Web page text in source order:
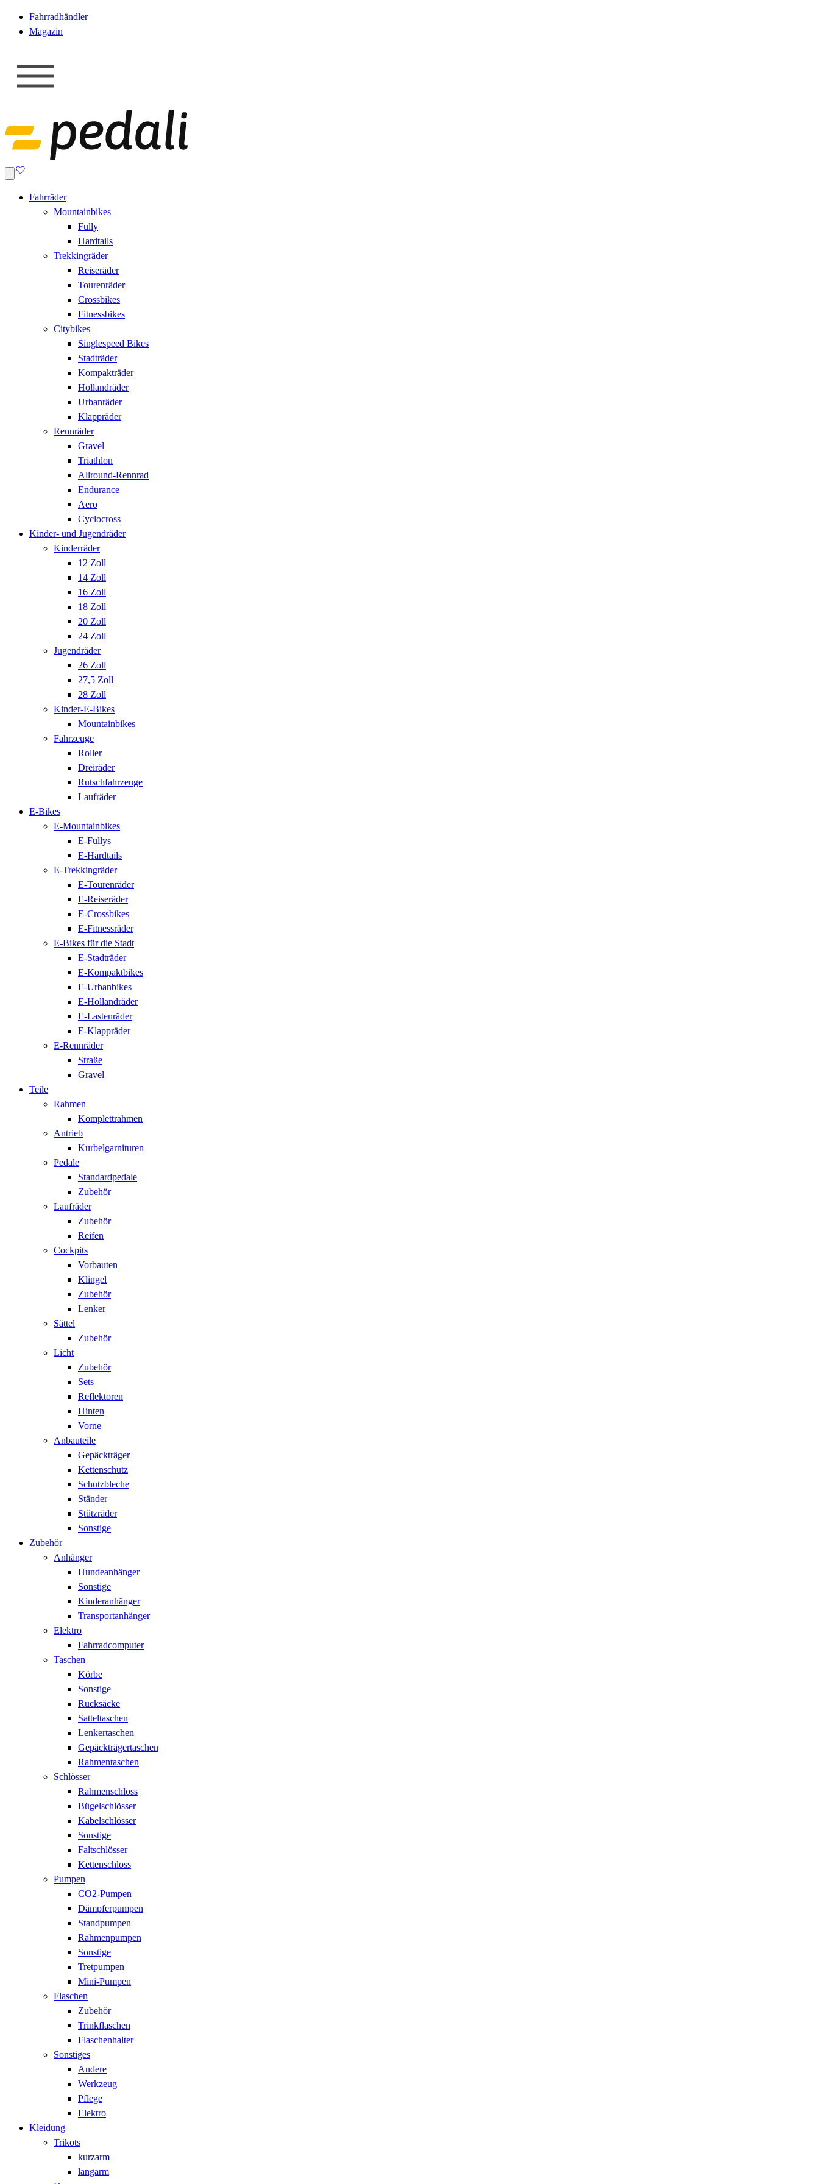
Fahrradhändler
Magazin
Fahrräder
Mountainbikes
Fully
Hardtails
Trekkingräder
Reiseräder
Tourenräder
Crossbikes
Fitnessbikes
Citybikes
Singlespeed Bikes
Stadträder
Kompakträder
Hollandräder
Urbanräder
Klappräder
Rennräder
Gravel
Triathlon
Allround-Rennrad
Endurance
Aero
Cyclocross
Kinder- und Jugendräder
Kinderräder
12 Zoll
14 Zoll
16 Zoll
18 Zoll
20 Zoll
24 Zoll
Jugendräder
26 Zoll
27,5 Zoll
28 Zoll
Kinder-E-Bikes
Mountainbikes
Fahrzeuge
Roller
Dreiräder
Rutschfahrzeuge
Laufräder
E-Bikes
E-Mountainbikes
E-Fullys
E-Hardtails
E-Trekkingräder
E-Tourenräder
E-Reiseräder
E-Crossbikes
E-Fitnessräder
E-Bikes für die Stadt
E-Stadträder
E-Kompaktbikes
E-Urbanbikes
E-Hollandräder
E-Lastenräder
E-Klappräder
E-Rennräder
Straße
Gravel
Teile
Rahmen
Komplettrahmen
Antrieb
Kurbelgarnituren
Pedale
Standardpedale
Zubehör
Laufräder
Zubehör
Reifen
Cockpits
Vorbauten
Klingel
Zubehör
Lenker
Sättel
Zubehör
Licht
Zubehör
Sets
Reflektoren
Hinten
Vorne
Anbauteile
Gepäckträger
Kettenschutz
Schutzbleche
Ständer
Stützräder
Sonstige
Zubehör
Anhänger
Hundeanhänger
Sonstige
Kinderanhänger
Transportanhänger
Elektro
Fahrradcomputer
Taschen
Körbe
Sonstige
Rucksäcke
Satteltaschen
Lenkertaschen
Gepäckträgertaschen
Rahmentaschen
Schlösser
Rahmenschloss
Bügelschlösser
Kabelschlösser
Sonstige
Faltschlösser
Kettenschloss
Pumpen
CO2-Pumpen
Dämpferpumpen
Standpumpen
Rahmenpumpen
Sonstige
Tretpumpen
Mini-Pumpen
Flaschen
Zubehör
Trinkflaschen
Flaschenhalter
Sonstiges
Andere
Werkzeug
Pflege
Elektro
Kleidung
Trikots
kurzarm
langarm